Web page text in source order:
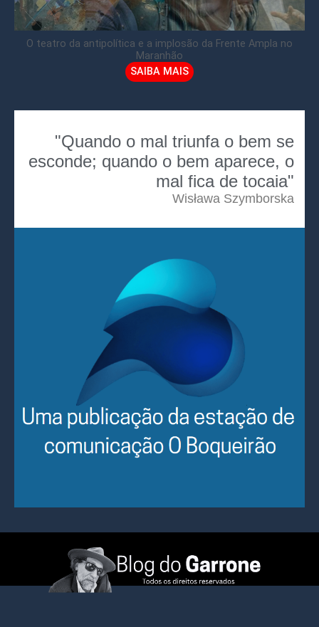
O teatro da antipolítica e a implosão da Frente Ampla no
Maranhão
SAIBA MAIS
"Quando o mal triunfa o bem se
esconde; quando o bem aparece, o
mal fica de tocaia"
Wisława Szymborska